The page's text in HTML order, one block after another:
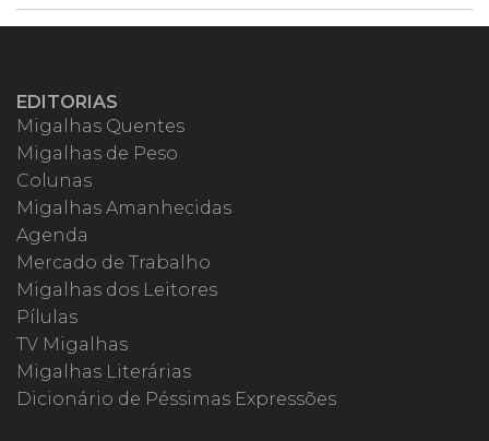
EDITORIAS
Migalhas Quentes
Migalhas de Peso
Colunas
Migalhas Amanhecidas
Agenda
Mercado de Trabalho
Migalhas dos Leitores
Pílulas
TV Migalhas
Migalhas Literárias
Dicionário de Péssimas Expressões